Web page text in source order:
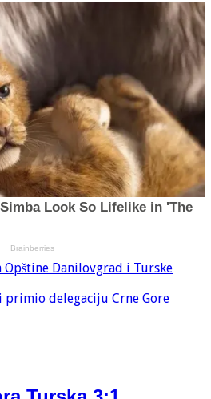
Opštine Danilovgrad i Turske
primio delegaciju Crne Gore